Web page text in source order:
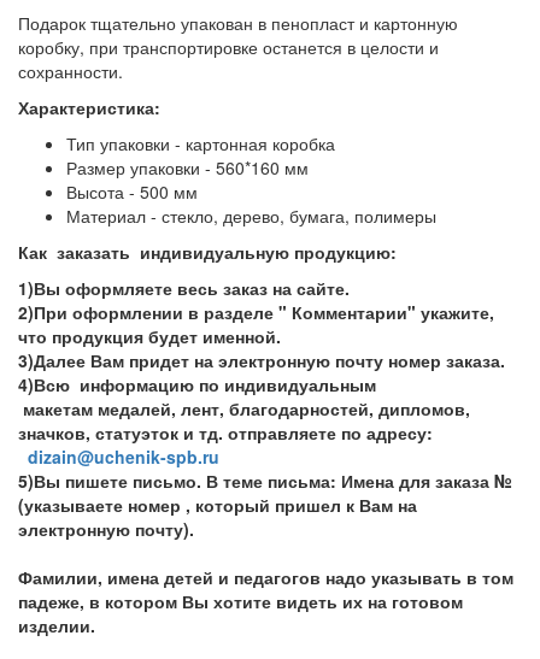
Подарок тщательно упакован в пенопласт и картонную
коробку, при транспортировке останется в целости и
сохранности.
Характеристика:
Тип упаковки - картонная коробка
Размер упаковки - 560*160 мм
Высота - 500 мм
Материал - стекло, дерево, бумага, полимеры
Как заказать индивидуальную продукцию:
1)Вы оформляете весь заказ на сайте.
2)При оформлении в разделе " Комментарии" укажите,
что продукция будет именной.
3)Далее Вам придет на электронную почту номер заказа.
4)Всю информацию по индивидуальным
макетам медалей, лент, благодарностей, дипломов,
значков, статуэток и тд. отправляете по адресу:
dizain@uchenik-spb.ru
5)Вы пишете письмо. В теме письма: Имена для заказа №
(указываете номер , который пришел к Вам на
электронную почту).
Фамилии, имена детей и педагогов надо указывать в том
падеже, в котором Вы хотите видеть их на готовом
изделии.